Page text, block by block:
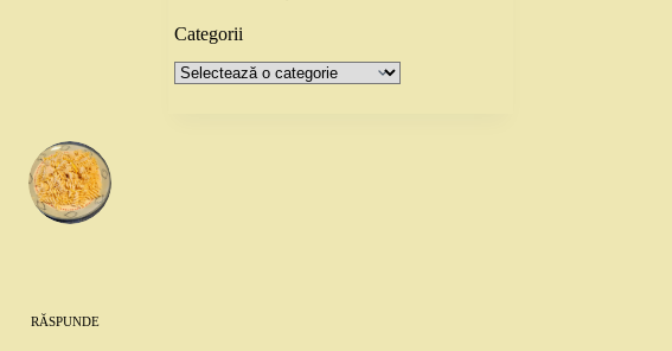
RĂSPUNDE
Categorii
Categorii